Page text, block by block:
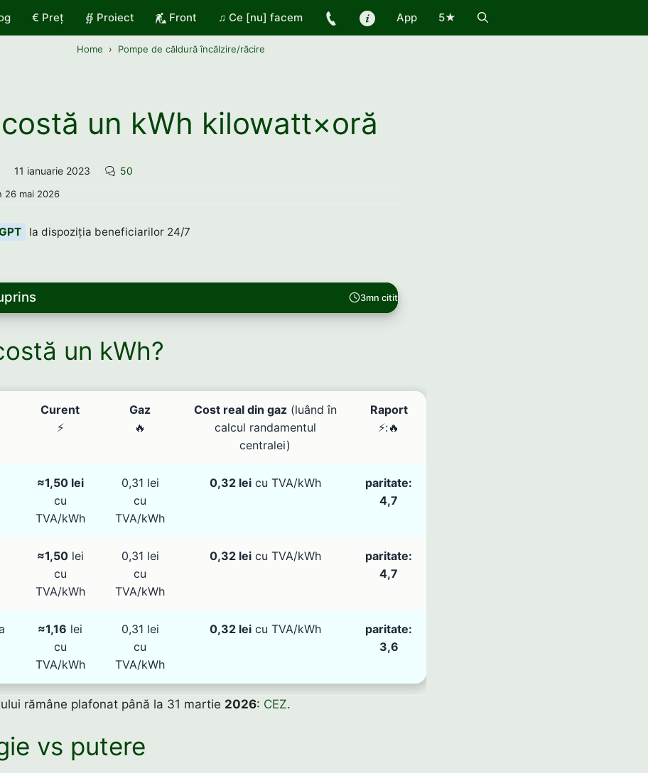
€ Preț ∯ Proiect Front ♫ Ce [nu] facem App 5★
Home Pompe de căldură încălzire/răcire
un kWh kilowatt×oră
11 ianuarie 2023 50
26 mai 2026
la dispoziția beneficiarilor 24/7
3mn citit
un kWh?
Curent
⚡
Gaz
🔥
Cost real din gaz(luând în
calcul randamentul
centralei)
Raport
⚡:🔥
≈1,50 lei
cu
TVA/kWh
0,31 lei
cu
TVA/kWh
0,32 leicu TVA/kWh
paritate:
4,7
≈1,50lei
cu
TVA/kWh
0,31 lei
cu
TVA/kWh
0,32 leicu TVA/kWh
paritate:
4,7
≈1,16 lei
cu
TVA/kWh
0,31 lei
cu
TVA/kWh
0,32 leicu TVA/kWh
paritate:
3,6
rămâne plafonat până la 31 martie 2026: CEZ.
vs putere